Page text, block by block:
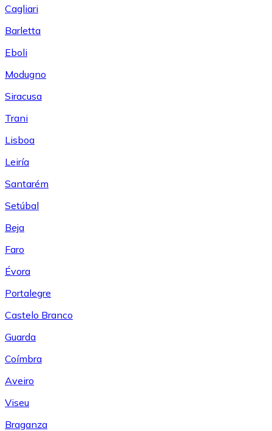
Cagliari
Barletta
Eboli
Modugno
Siracusa
Trani
Lisboa
Leiría
Santarém
Setúbal
Beja
Faro
Évora
Portalegre
Castelo Branco
Guarda
Coímbra
Aveiro
Viseu
Braganza